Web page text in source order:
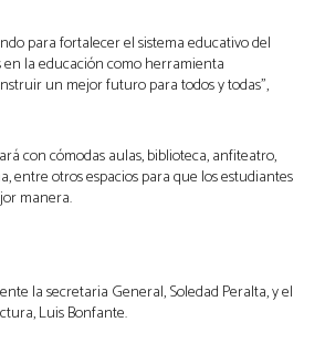
para fortalecer el sistema educativo del
la educación como herramienta
un mejor futuro para todos y todas”,
con cómodas aulas, biblioteca, anfiteatro,
entre otros espacios para que los estudiantes
manera.
la secretaria General, Soledad Peralta, y el
Luis Bonfante.